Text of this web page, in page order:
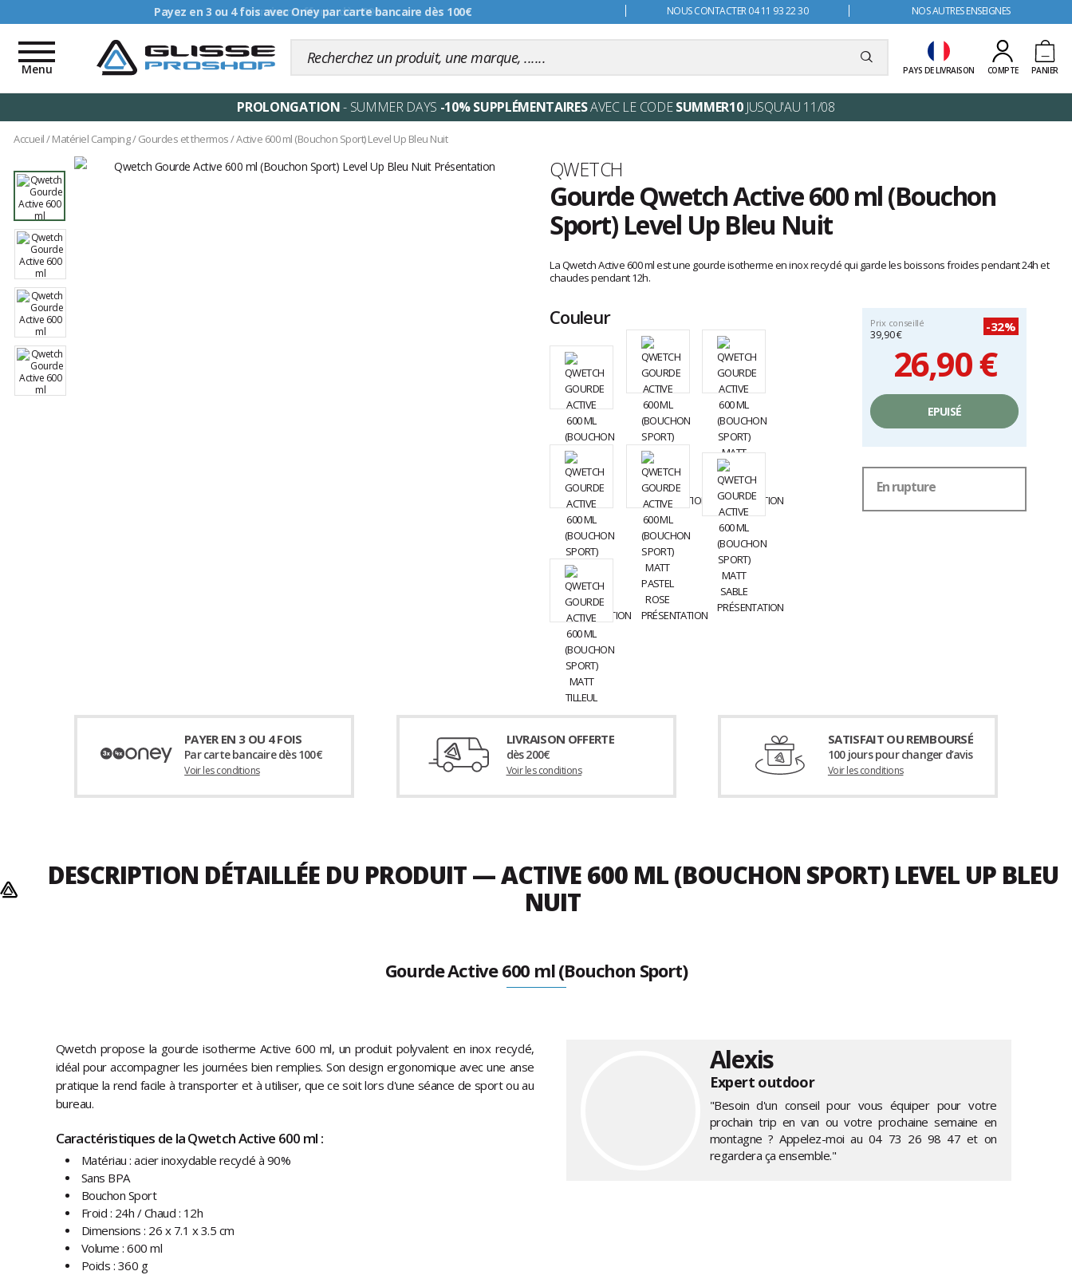
Livraison offerte dès 99€ NOUS CONTACTER 04 11 93 22 30 NOS AUTRES ENSEIGNES
PAYS DE LIVRAISON COMPTE PANIER
Toggle
navigation
Menu
PROLONGATION- SUMMER DAYS -10% SUPPLÉMENTAIRESAVEC LE CODESUMMER10JUSQU'AU 11/08
Accueil/Matériel Camping/Gourdes et thermos/Active 600 ml (Bouchon Sport) Level Up Bleu Nuit
Marque
QWETCH
Gourde Qwetch Active 600 ml (Bouchon
Sport) Level Up Bleu Nuit
avis
clients
La Qwetch Active 600 ml est une gourde isotherme en inox recyclé qui garde les boissons froides pendant 24h et
chaudes pendant 12h.
Couleur Prix conseillé
39,90 €
-32%
26,90 €
Prix
unitaire,
hors
frais
EPUISÉ
En rupture
PAYER EN 3 OU 4 FOIS
Par carte bancaire dès 100€
Voir les conditions
LIVRAISON OFFERTE
dès 200€
Voir les conditions
SATISFAIT OU REMBOURSÉ
100 jours pour changer d’avis
Voir les conditions
DESCRIPTION DÉTAILLÉE DU PRODUIT — ACTIVE 600 ML (BOUCHON SPORT) LEVEL UP BLEU
NUIT
Gourde Active 600 ml (Bouchon Sport)
Qwetch propose la gourde isotherme Active 600 ml, un produit polyvalent en inox recyclé,
idéal pour accompagner les journées bien remplies. Son design ergonomique avec une anse
pratique la rend facile à transporter et à utiliser, que ce soit lors d'une séance de sport ou au
bureau.
Caractéristiques de la Qwetch Active 600 ml :
Matériau : acier inoxydable recyclé à 90%
Sans BPA
Bouchon Sport
Froid : 24h / Chaud : 12h
Dimensions : 26 x 7.1 x 3.5 cm
Volume : 600 ml
Poids : 360 g
Alexis
Expert outdoor
"Besoin d'un conseil pour vous équiper pour votre
prochain trip en van ou votre prochaine semaine en
montagne ? Appelez-moi au 04 73 26 98 47 et on
regardera ça ensemble."